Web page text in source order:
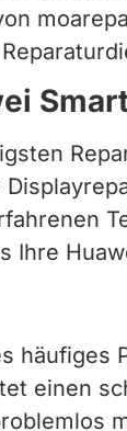
Ihre
häufiges
einen